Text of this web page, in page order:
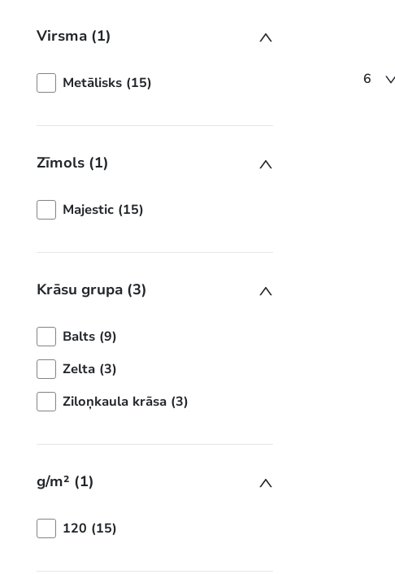
Virsma (1)
Metālisks (15)
Zīmols (1)
Majestic (15)
Krāsu grupa (3)
Balts (9)
Zelta (3)
Ziloņkaula krāsa (3)
g/m² (1)
120 (15)
6